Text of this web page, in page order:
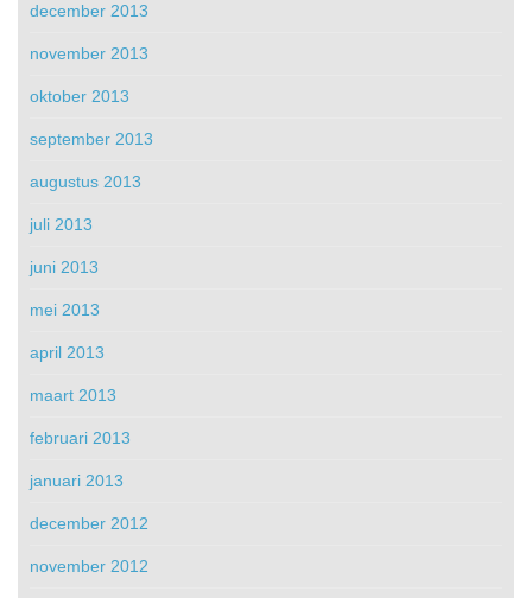
december 2013
november 2013
oktober 2013
september 2013
augustus 2013
juli 2013
juni 2013
mei 2013
april 2013
maart 2013
februari 2013
januari 2013
december 2012
november 2012